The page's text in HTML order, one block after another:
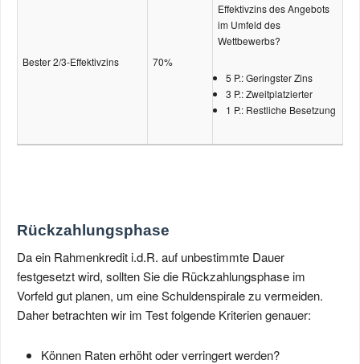
Bester 2/3-Effektivzins 70%
Effektivzins des Angebots
im Umfeld des
Wettbewerbs?
5 P.: Geringster Zins
3 P.: Zweitplatzierter
1 P.: Restliche Besetzung
Rückzahlungsphase
Da ein Rahmenkredit i.d.R. auf unbestimmte Dauer
festgesetzt wird, sollten Sie die Rückzahlungsphase im
Vorfeld gut planen, um eine Schuldenspirale zu vermeiden.
Daher betrachten wir im Test folgende Kriterien genauer:
Können Raten erhöht oder verringert werden?